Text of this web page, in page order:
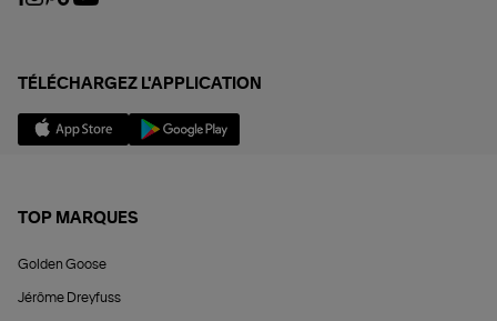
TÉLÉCHARGEZ L'APPLICATION
TOP MARQUES
Golden Goose
Jérôme Dreyfuss